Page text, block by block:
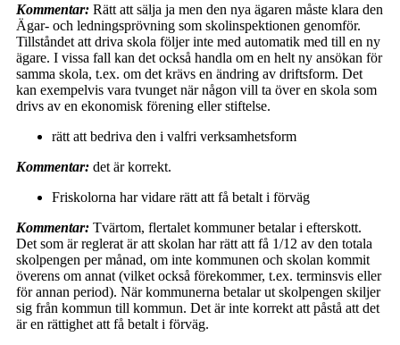
Kommentar: Rätt att sälja ja men den nya ägaren måste klara den
Ägar- och ledningsprövning som skolinspektionen genomför.
Tillståndet att driva skola följer inte med automatik med till en ny
ägare. I vissa fall kan det också handla om en helt ny ansökan för
samma skola, t.ex. om det krävs en ändring av driftsform. Det
kan exempelvis vara tvunget när någon vill ta över en skola som
drivs av en ekonomisk förening eller stiftelse.
rätt att bedriva den i valfri verksamhetsform
Kommentar: det är korrekt.
Friskolorna har vidare rätt att få betalt i förväg
Kommentar: Tvärtom, flertalet kommuner betalar i efterskott.
Det som är reglerat är att skolan har rätt att få 1/12 av den totala
skolpengen per månad, om inte kommunen och skolan kommit
överens om annat (vilket också förekommer, t.ex. terminsvis eller
för annan period). När kommunerna betalar ut skolpengen skiljer
sig från kommun till kommun. Det är inte korrekt att påstå att det
är en rättighet att få betalt i förväg.